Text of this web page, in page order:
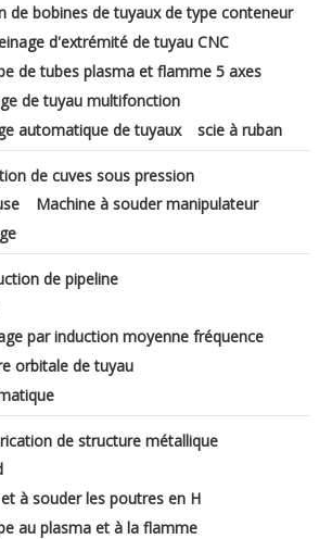
de bobines de tuyaux de type conteneur
d'extrémité de tuyau CNC
de tubes plasma et flamme 5 axes
de tuyau multifonction
automatique de tuyaux
scie à ruban
de cuves sous pression
Machine à souder manipulateur
de pipeline
par induction moyenne fréquence
orbitale de tuyau
de structure métallique
à souder les poutres en H
au plasma et à la flamme